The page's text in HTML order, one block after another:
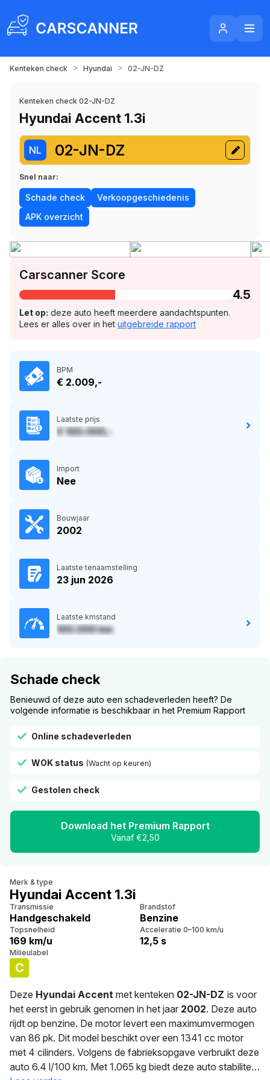
Kenteken check > Hyundai > 02-JN-DZ
Kenteken check 02-JN-DZ
Hyundai Accent 1.3i
NL 02-JN-DZ
Snel naar:
Schade check
Verkoopgeschiedenis
APK overzicht
Carscanner Score
4.5
Let op: deze auto heeft meerdere aandachtspunten.
Lees er alles over in het uitgebreide rapport
BPM
€ 2.009,-
Laatste prijs
€ 100.000,-
Import
Nee
Bouwjaar
2002
Laatste tenaamstelling
23 jun 2026
Laatste kmstand
100.000 km
Schade check
Benieuwd of deze auto een schadeverleden heeft? De
volgende informatie is beschikbaar in het Premium Rapport
Online schadeverleden
WOK status (Wacht op keuren)
Gestolen check
Download het Premium Rapport
Vanaf €2,50
Merk & type
Hyundai Accent 1.3i
Transmissie
Handgeschakeld
Brandstof
Benzine
Topsnelheid
169 km/u
Acceleratie 0–100 km/u
12,5 s
Milieulabel
C
Deze Hyundai Accent met kenteken 02-JN-DZ is voor
het eerst in gebruik genomen in het jaar 2002. Deze auto
rijdt op benzine. De motor levert een maximumvermogen
van 86 pk. Dit model beschikt over een 1341 cc motor
met 4 cilinders. Volgens de fabrieksopgave verbruikt deze
auto 6.4 l/100 km. Met 1.065 kg biedt deze auto stabiliteit